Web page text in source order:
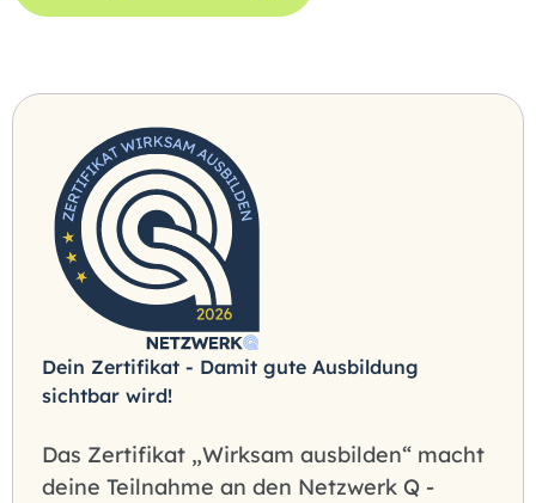
Dein Zertifikat - Damit gute Ausbildung
sichtbar wird!
Das Zertifikat „Wirksam ausbilden“ macht
deine Teilnahme an den Netzwerk Q -